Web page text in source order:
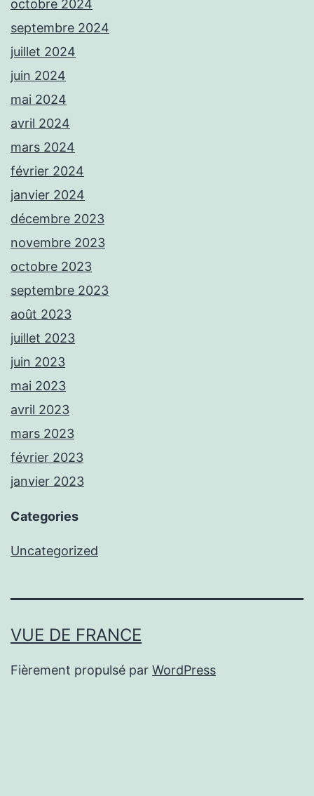
octobre 2024
septembre 2024
juillet 2024
juin 2024
mai 2024
avril 2024
mars 2024
février 2024
janvier 2024
décembre 2023
novembre 2023
octobre 2023
septembre 2023
août 2023
juillet 2023
juin 2023
mai 2023
avril 2023
mars 2023
février 2023
janvier 2023
Categories
Uncategorized
VUE DE FRANCE
Fièrement propulsé par WordPress